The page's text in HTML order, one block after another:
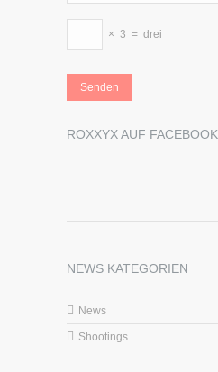
× 3 = drei
ROXXYX AUF FACEBOOK
NEWS KATEGORIEN
News
Shootings